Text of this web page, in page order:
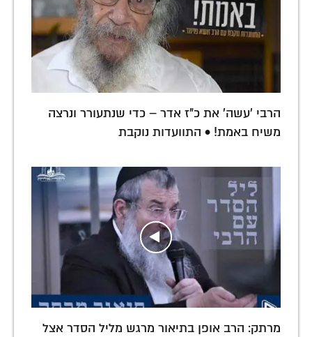
הרבי 'עשה' את כ"ז אדר – כדי שנתעורר ונרצה
משיח באמת! • התוועדות נוקבת
מרתק: הרב אופן בתיאור מרגש מליל הסדר אצל